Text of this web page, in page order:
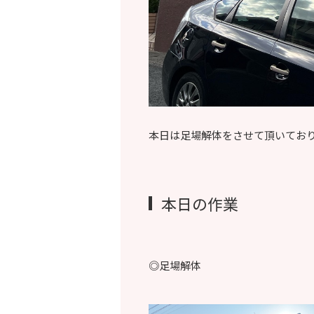
本日は足場解体をさせて頂いてお
本日の作業
◎足場解体